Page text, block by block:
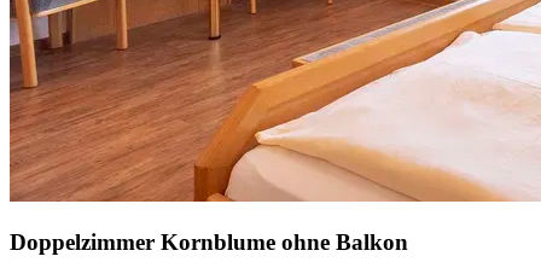
Doppelzimmer Kornblume ohne Balkon